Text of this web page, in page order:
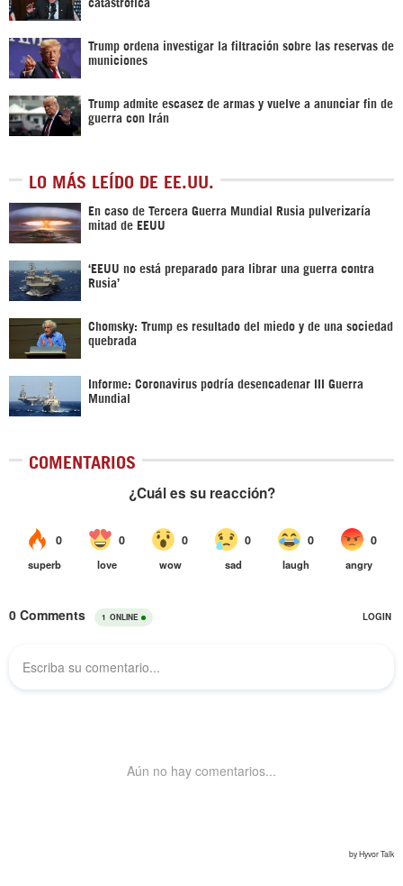
catastrófica
Trump ordena investigar la filtración sobre las reservas de
municiones
Trump admite escasez de armas y vuelve a anunciar fin de
guerra con Irán
LO MÁS LEÍDO DE EE.UU.
En caso de Tercera Guerra Mundial Rusia pulverizaría
mitad de EEUU
‘EEUU no está preparado para librar una guerra contra
Rusia’
Chomsky: Trump es resultado del miedo y de una sociedad
quebrada
Informe: Coronavirus podría desencadenar III Guerra
Mundial
COMENTARIOS